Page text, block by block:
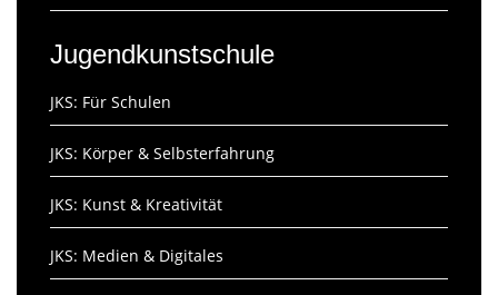
Jugendkunstschule
JKS: Für Schulen
JKS: Körper & Selbsterfahrung
JKS: Kunst & Kreativität
JKS: Medien & Digitales